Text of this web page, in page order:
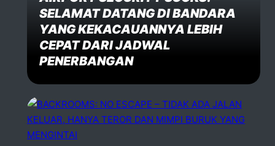
SELAMAT DATANG DI BANDARA
YANG KEKACAUANNYA LEBIH
CEPAT DARI JADWAL
PENERBANGAN